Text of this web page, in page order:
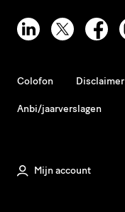
Colofon Disclaimer
Anbi/jaarverslagen
Mijn account